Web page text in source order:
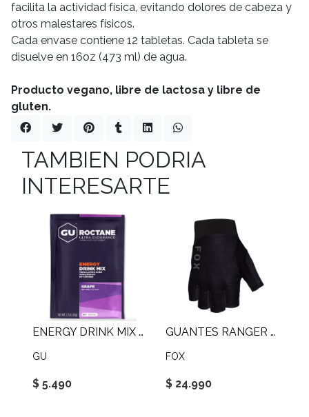
facilita la actividad física, evitando dolores de cabeza y
otros malestares físicos.
Cada envase contiene 12 tabletas. Cada tableta se
disuelve en 16oz (473 ml) de agua.
Producto vegano, libre de lactosa y libre de
gluten.
TAMBIEN PODRIA
INTERESARTE
ENERGY DRINK MIX 65G
GU
$ 5.490
GUANTES RANGER SHORT
FOX
$ 24.990